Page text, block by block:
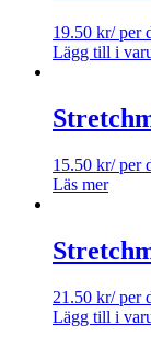
19.50 kr/ per
Lägg till i
15.50 kr/ per
Läs mer
21.50 kr/ per
Lägg till i